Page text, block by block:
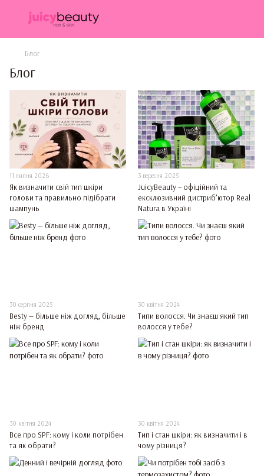
Блог
Блог
11 липня 2026
Як визначити свій тип шкіри
голови та правильно підібрати
шампунь
3 вересня 2025
JuicyBeauty – офіційний та
ексклюзивний дистриб’ютор Real
Natura в Україні
30 серпня 2025
Besty — більше ніж догляд, більше
ніж бренд
30 квітня 2024
Типи волосся. Чи знаєш який тип
волосся у тебе?
30 квітня 2024
Все про SPF: кому і коли потрібен
та як обрати?
30 квітня 2024
Тип і стан шкіри: як визначити і в
чому різниця?